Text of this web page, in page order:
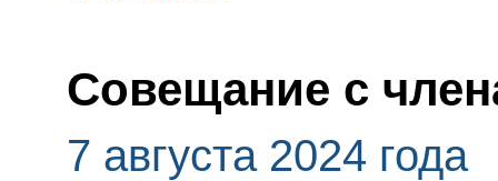
Совещание с
7 августа 2024 года